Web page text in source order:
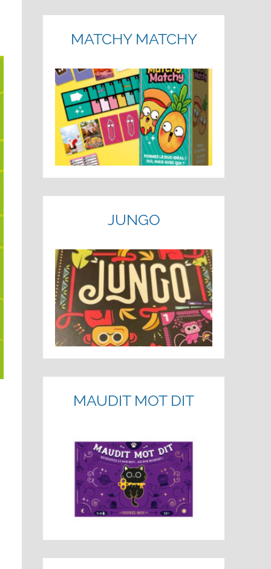
MATCHY MATCHY
JUNGO
MAUDIT MOT DIT